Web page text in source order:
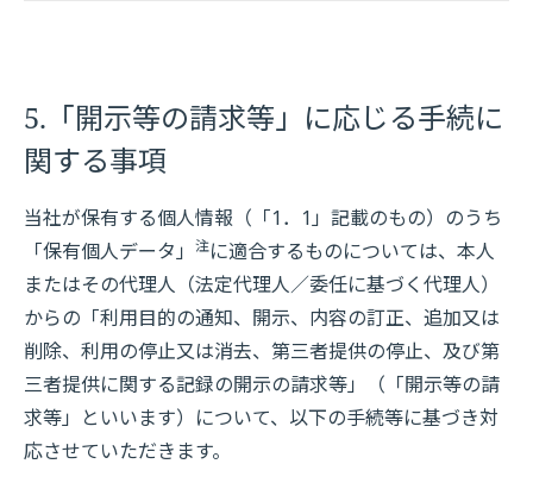
5.「開示等の請求等」に応じる手続に
関する事項
当社が保有する個人情報（「1．1」記載のもの）のうち
「保有個人データ」 注に適合するものについては、本人
またはその代理人（法定代理人／委任に基づく代理人）
からの「利用目的の通知、開示、内容の訂正、追加又は
削除、利用の停止又は消去、第三者提供の停止、及び第
三者提供に関する記録の開示の請求等」（「開示等の請
求等」といいます）について、以下の手続等に基づき対
応させていただきます。